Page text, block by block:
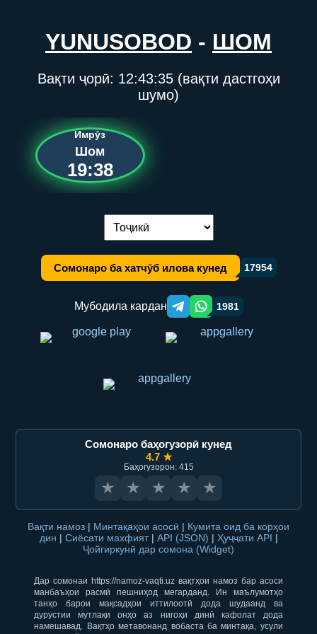
YUNUSOBOD - ШОМ
Вақти ҷорӣ: 12:43:35(вақти дастгоҳи
шумо)
Имрӯз
Шом
19:38
Иваз кардани забон:
Сомонаро ба хатчӯб илова кунед 17954
Мубодила кардан Telegram orqali ulashish
WhatsApp orqali ulashish
1981
Сомонаро баҳогузорӣ кунед
4.7 ★
Баҳогузорон: 415
★ ★ ★ ★ ★
Вақти намоз | Минтақаҳои асосӣ | Кумита оид ба корҳои
дин | Сиёсати махфият | API (JSON) | Ҳуҷҷати API |
Ҷойгиркунӣ дар сомона (Widget)
Дар сомонаи https://namoz-vaqti.uz вақтҳои намоз бар асоси
манбаъҳои расмӣ пешниҳод мегарданд. Ин маълумотҳо
танҳо барои мақсадҳои иттилоотӣ дода шудаанд ва
дурустии мутлақи онҳо аз нигоҳи динӣ кафолат дода
намешавад. Вақтҳо метавонанд вобаста ба минтақа, усули